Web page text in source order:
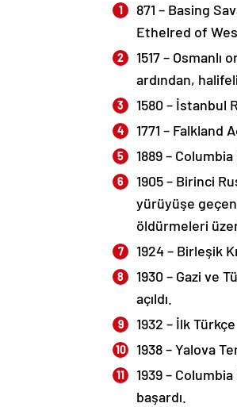
871 – Basing
Ethelred of
1517 –
ardından,
1580 – İstanbul
1771 – Falkland
1889 –
1905 – Birinci
yürüyüşe
öldürmeleri
1924 – Birleşik
1930 – Gazi ve
açıldı.
1932 – İlk
1938 – Yalova
1939 –
başardı.